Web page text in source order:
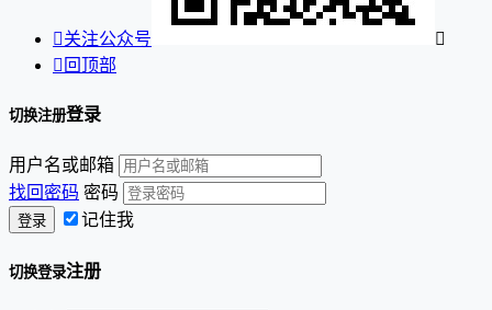
关注公众号

 回顶部
切换注册登录
用户名或邮箱
找回密码 密码
记住我
切换登录注册